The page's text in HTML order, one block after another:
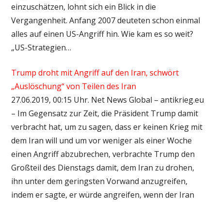
einzuschätzen, lohnt sich ein Blick in die
Vergangenheit. Anfang 2007 deuteten schon einmal
alles auf einen US-Angriff hin. Wie kam es so weit?
„US-Strategien…
Trump droht mit Angriff auf den Iran, schwört
„Auslöschung“ von Teilen des Iran
27.06.2019, 00:15 Uhr. Net News Global – antikrieg.eu
– Im Gegensatz zur Zeit, die Präsident Trump damit
verbracht hat, um zu sagen, dass er keinen Krieg mit
dem Iran will und um vor weniger als einer Woche
einen Angriff abzubrechen, verbrachte Trump den
Großteil des Dienstags damit, dem Iran zu drohen,
ihn unter dem geringsten Vorwand anzugreifen,
indem er sagte, er würde angreifen, wenn der Iran